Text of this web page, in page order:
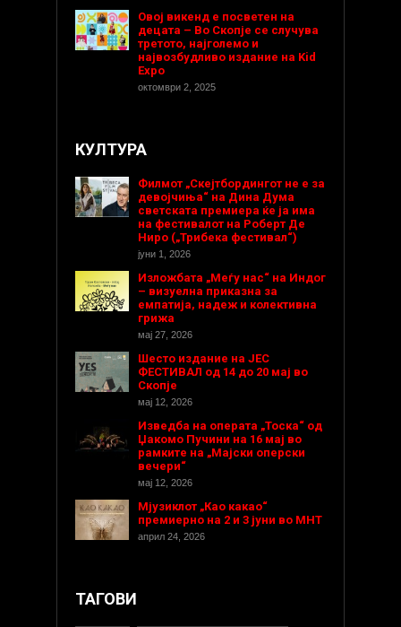
Овој викенд е посветен на
децата – Во Скопје се случува
третото, најголемо и
највозбудливо издание на Kid
Expo
октомври 2, 2025
КУЛТУРА
Филмот „Скејтбордингот не е за
девојчиња“ на Дина Дума
светската премиера ќе ја има
на фестивалот на Роберт Де
Ниро („Трибека фестивал“)
јуни 1, 2026
Изложбата „Меѓу нас“ на Индог
– визуелна приказна за
емпатија, надеж и колективна
грижа
мај 27, 2026
Шесто издание на ЈЕС
ФЕСТИВАЛ од 14 до 20 мај во
Скопје
мај 12, 2026
Изведба на операта „Тоска“ од
Џакомо Пучини на 16 мај во
рамките на „Мајски оперски
вечери“
мај 12, 2026
Мјузиклот „Као какао“
премиерно на 2 и 3 јуни во МНТ
април 24, 2026
ТАГОВИ